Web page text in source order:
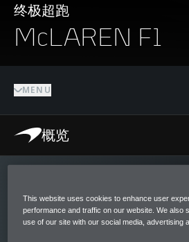
终极超跑
McLAREN F1
MENU
概览
概览
This website uses cookies to enhance user
performance and traffic on our website. We also
use of our site with our social media, advertising